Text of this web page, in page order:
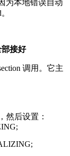
为本地错误自动
部接好
调用。它主
，然后设置：